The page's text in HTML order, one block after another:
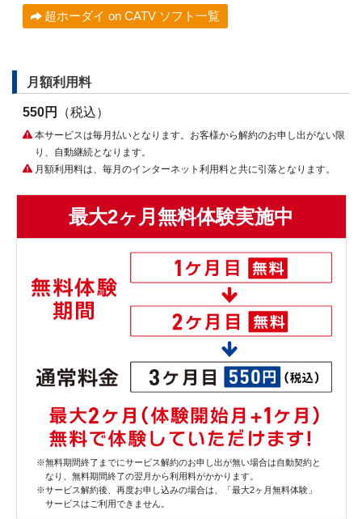
超ホーダイ on CATV ソフト一覧
月額利用料
550円 （税込）
本サービスは毎月払いとなります。お客様から解約のお申し出がない限
り、自動継続となります。
月額利用料は、毎月のインターネット利用料と共に引落となります。
最大2ヶ月無料体験実施中
※無料期間終了までにサービス解約のお申し出が無い場合は自動契約と
なり、無料期間終了の翌月から利用料がかかります。
※サービス解約後、再度お申し込みの場合は、「最大2ヶ月無料体験」
サービスはご利用できません。